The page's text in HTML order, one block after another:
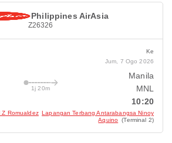
Philippines AirAsia
Z26326
Romualdez
1j 20m
Ke
Jum, 7 Ogo 2026
Manila
MNL
10:20
Lapangan Terbang Antarabangsa Ninoy
Aquino (Terminal 2)